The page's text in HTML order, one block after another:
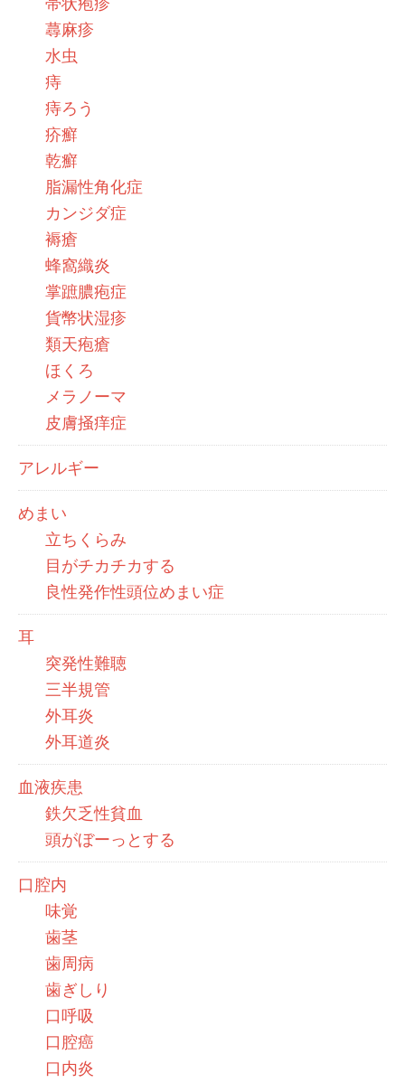
蕁麻疹
水虫
痔
痔ろう
疥癬
乾癬
脂漏性角化症
カンジダ症
褥瘡
蜂窩織炎
掌蹠膿疱症
貨幣状湿疹
類天疱瘡
ほくろ
メラノーマ
皮膚掻痒症
アレルギー
めまい
立ちくらみ
目がチカチカする
良性発作性頭位めまい症
耳
突発性難聴
三半規管
外耳炎
外耳道炎
血液疾患
鉄欠乏性貧血
頭がぼーっとする
口腔内
味覚
歯茎
歯周病
歯ぎしり
口呼吸
口腔癌
口内炎